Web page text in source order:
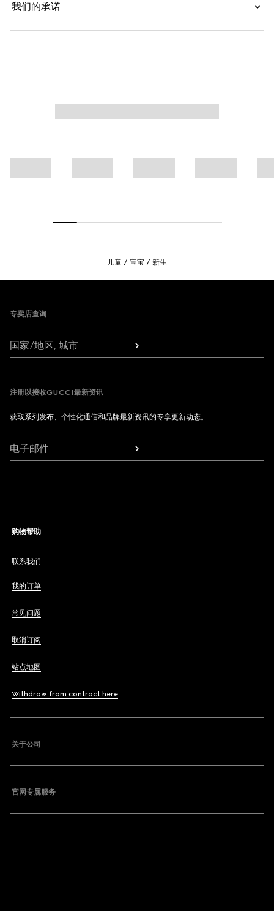
我们的承诺
儿童 宝宝 新生
专卖店查询
国家/地区, 城市
注册以接收GUCCI最新资讯
获取系列发布、个性化通信和品牌最新资讯的专享更新动态。
电子邮件
购物帮助
联系我们
我的订单
常见问题
取消订阅
站点地图
Withdraw from contract here
关于公司
官网专属服务